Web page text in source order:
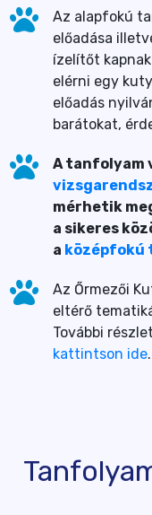
Az alapfokú
előadása
ízelítőt
elérni egy
előadás
barátokat,
A tanfolyam
mérhetik
a sikeres
a középfokú
Az Őrmezői
eltérő
További
kattintson ide.